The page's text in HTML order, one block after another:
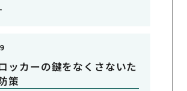
ッカーの鍵をなくさないた
策